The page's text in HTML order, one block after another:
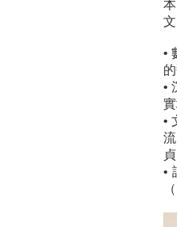
•
•
•
•